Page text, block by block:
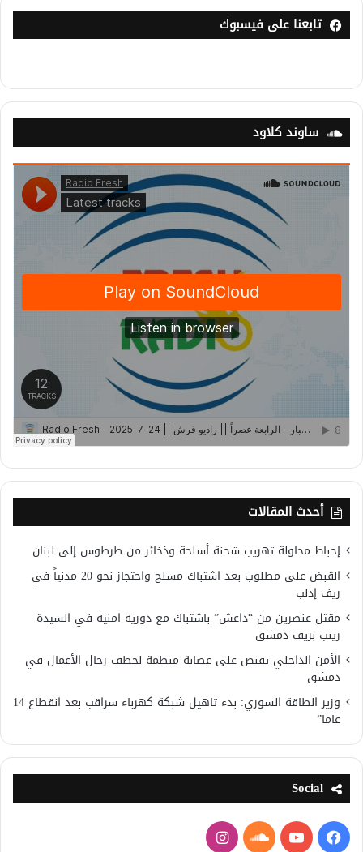
تابعنا على فيسبوك
ساوند كلاود
أحدث المقالات
إحباط محاولة تهريب شحنة أسلحة وذخائر من طرطوس إلى لبنان
القبض على مطلوب بعد اشتباك مسلح واحتجاز نحو 20 مدنياً في
ريف إدلب
مقتل عنصرين من “داعش” باشتباك مع دورية امنية في السيدة
زينب بريف دمشق
الأمن الداخلي يقبض على عصابة منظمة لخطف رجال الأعمال في
دمشق
وزير الطاقة السوري: بدء تاهيل شبكة كهرباء سراقب بعد انقطاع 14
عاما”
Social
فيسبوكيوتيوبساوندانستقرام